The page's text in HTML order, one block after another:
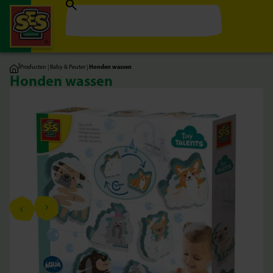
|Producten | Baby & Peuter | Honden wassen
Honden wassen